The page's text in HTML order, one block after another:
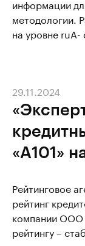
информации
методологии.
на уровне
«А101»
29.11.2024
Рейтинговое
рейтинг
компании ООО
рейтингу –